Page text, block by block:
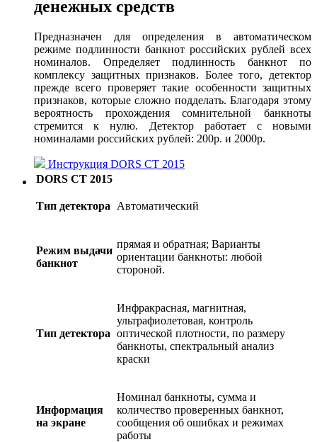
денежных средств
Предназначен для определения в автоматическом
режиме подлинности банкнот российских рублей всех
номиналов. Определяет подлинность банкнот по
комплексу защитных признаков. Более того, детектор
прежде всего проверяет такие особенности защитных
признаков, которые сложно подделать. Благодаря этому
вероятность прохождения сомнительной банкноты
стремится к нулю. Детектор работает с новыми
номиналами российских рублей: 200р. и 2000р.
Инструкция DORS CT 2015
DORS CT 2015
Тип детектора Автоматический
Режим выдачи
банкнот
прямая и обратная; Варианты
ориентации банкноты: любой
стороной.
Тип детектора
Инфракрасная, магнитная,
ультрафиолетовая, контроль
оптической плотности, по размеру
банкноты, спектральный анализ
краски
Информация
на экране
Номинал банкноты, сумма и
количество проверенных банкнот,
сообщения об ошибках и режимах
работы